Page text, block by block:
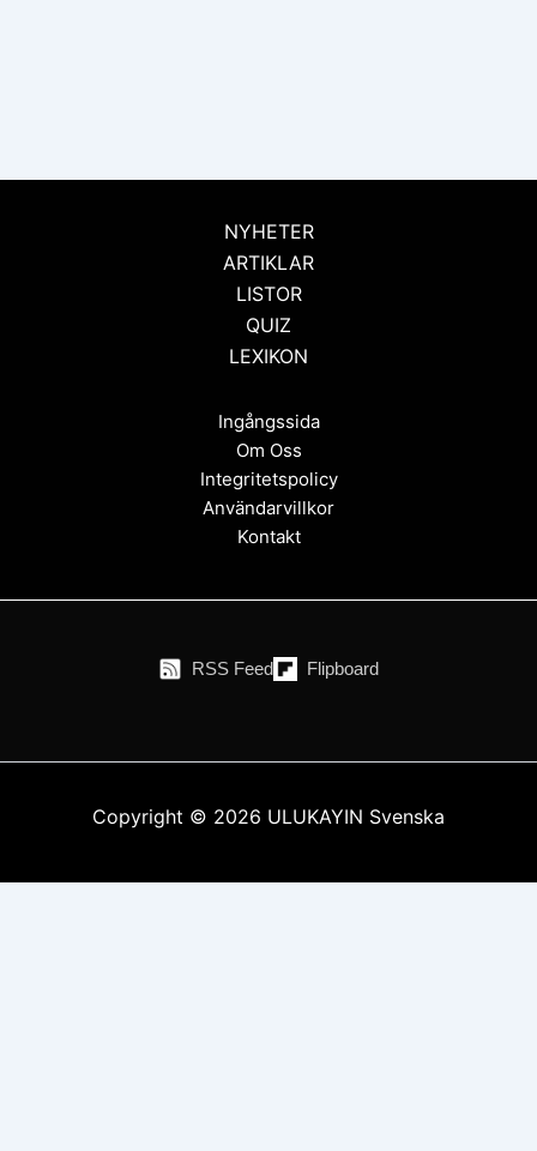
NYHETER
ARTIKLAR
LISTOR
QUIZ
LEXIKON
Ingångssida
Om Oss
Integritetspolicy
Användarvillkor
Kontakt
RSS Feed Flipboard
Copyright © 2026 ULUKAYIN Svenska